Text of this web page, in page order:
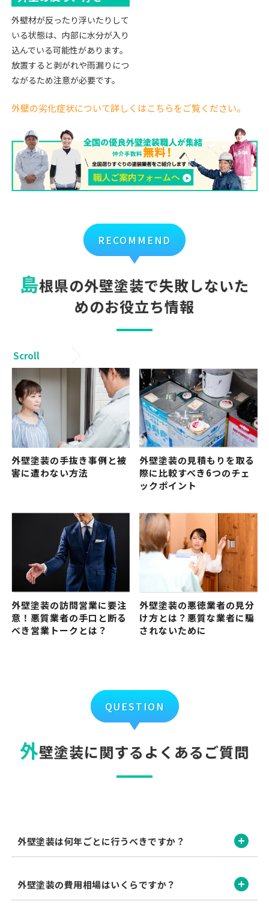
外壁材が反ったり浮いたりして
いる状態は、内部に水分が入り
込んでいる可能性があります。
放置すると剥がれや雨漏りにつ
ながるため注意が必要です。
外壁の劣化症状について詳しくはこちらをご覧ください。
RECOMMEND
島根県の外壁塗装で失敗しないた
めのお役立ち情報
Scroll
外壁塗装の手抜き事例と被
害に遭わない方法
外壁塗装の見積もりを取る
際に比較すべき6つのチェ
ックポイント
外壁塗装の訪問営業に要注
意！悪質業者の手口と断る
べき営業トークとは？
外壁塗装の悪徳業者の見分
け方とは？悪質な業者に騙
されないために
QUESTION
外壁塗装に関するよくあるご質問
外壁塗装は何年ごとに行うべきですか？ 開く
外壁塗装の費用相場はいくらですか？ 開く